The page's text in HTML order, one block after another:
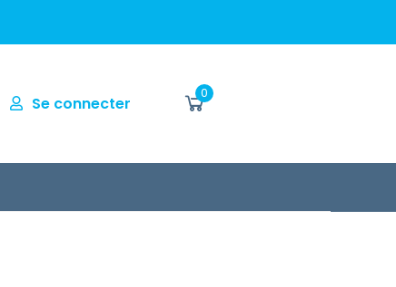
Se connecter
0